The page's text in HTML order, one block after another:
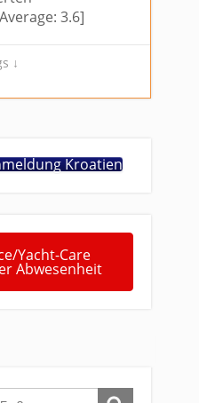
3.6]
↓
Kroatien
Yacht-Care
Abwesenheit